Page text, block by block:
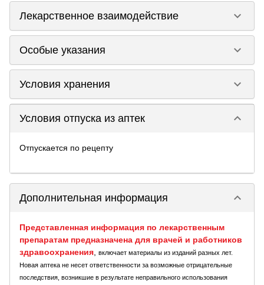
Лекарственное взаимодействие keyboard_arrow_down
Особые указания keyboard_arrow_down
Условия хранения keyboard_arrow_down
Условия отпуска из аптек keyboard_arrow_down
Отпускается по рецепту
Дополнительная информация keyboard_arrow_down
Представленная информация по лекарственным
препаратам предназначена для врачей и работников
здравоохранения
включает материалы из изданий разных лет.
Новая аптека не несет ответственности за возможные отрицательные
последствия, возникшие в результате неправильного использования